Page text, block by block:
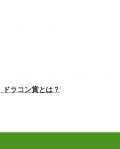
ラコン賞とは？